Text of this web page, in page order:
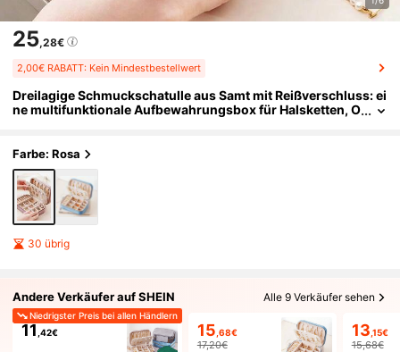
25,28€
2,00€ RABATT: Kein Mindestbestellwert
Dreilagige Schmuckschatulle aus Samt mit Reißverschluss: ei
ne multifunktionale Aufbewahrungsbox für Halsketten, O
stag und den Muttertag.
Farbe: Rosa
30 übrig
Andere Verkäufer auf SHEIN Alle 9 Verkäufer sehen
Niedrigster Preis bei allen Händlern
11 ,42€ 15 ,68€
17,20€
13 ,15€
15,68€